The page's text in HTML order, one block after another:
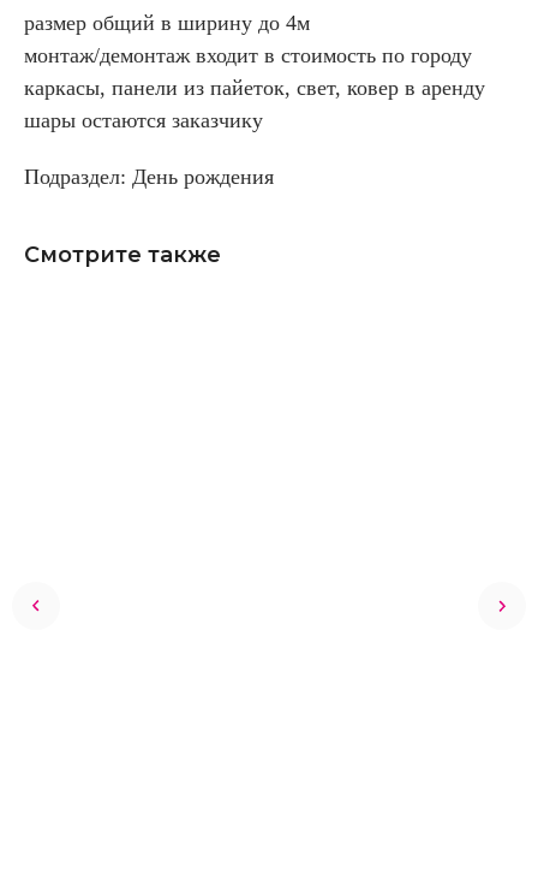
размер общий в ширину до 4м
монтаж/демонтаж входит в стоимость по городу
каркасы, панели из пайеток, свет, ковер в аренду
шары остаются заказчику
Подраздел: День рождения
Смотрите также